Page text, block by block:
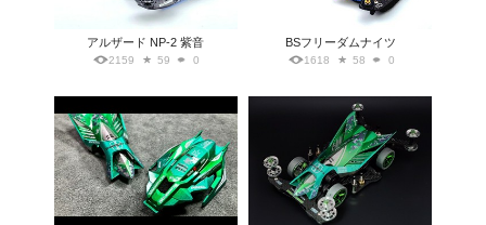
アルザード NP-2 紫音
2159 59 0
BSフリーダムナイツ
1618 58 0